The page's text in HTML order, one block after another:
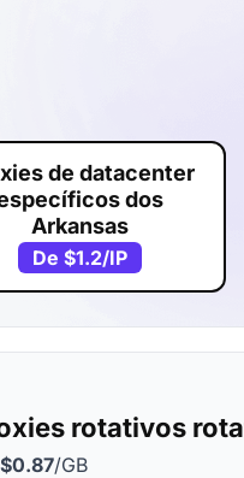
de datacenter
dos
Arkansas
De $1.2/IP
rotativos
$0.87/GB